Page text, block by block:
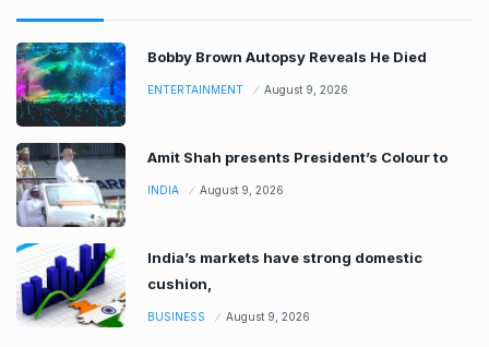
Bobby Brown Autopsy Reveals He Died
ENTERTAINMENT August 9, 2026
Amit Shah presents President’s Colour to
INDIA August 9, 2026
India’s markets have strong domestic
cushion,
BUSINESS August 9, 2026